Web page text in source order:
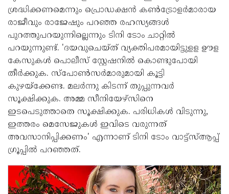
ശ്രദ്ധിക്കണമെന്നും പ്രൊഡക്ഷൻ കൺട്രോളർമാരായ
രാജീവും രാജേഷും പറഞ്ഞ രഹസ്യങ്ങൾ
പുറത്തുപറയുന്നില്ലെന്നും ടിനി ടോം ചാറ്റിൽ
പറയുന്നുണ്ട്. 'ദയവുചെയ്ത് വ്യക്തിപരമായിട്ടുളള ഊള
കേസുകൾ പൊലീസ് സ്റ്റേഷനിൽ കൊണ്ടുപോയി
തീർക്കുക. സ്‌പോൺസർമാരുമായി കൂട്ടി
കുഴയ്‌ക്കേണ്ട. മലർന്നു കിടന്ന് തുപ്പുന്നവർ
സൂക്ഷിക്കുക. അമ്മ സീനിയേഴ്‌സിനെ
ഇടപെടുത്താതെ സൂക്ഷിക്കുക. പരിധികൾ വിടുന്നു,
ഇത്തരം മെസേജുകൾ ഇവിടെ വരുന്നത്
അവസാനിപ്പിക്കണം' എന്നാണ് ടിനി ടോം വാട്ട്‌സ്ആപ്പ്
ഗ്രൂപ്പിൽ പറഞ്ഞത്.